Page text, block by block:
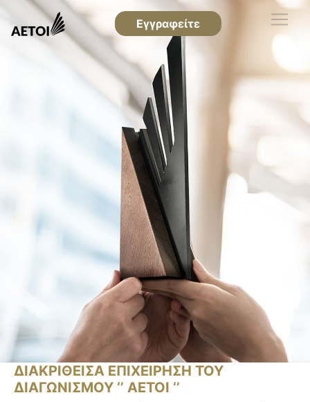
Εγγραφείτε
ΔΙΑΚΡΙΘΕΙΣΑ ΕΠΙΧΕΙΡΗΣΗ ΤΟΥ
ΔΙΑΓΩΝΙΣΜΟΥ ‘’ ΑΕΤΟΙ ‘’